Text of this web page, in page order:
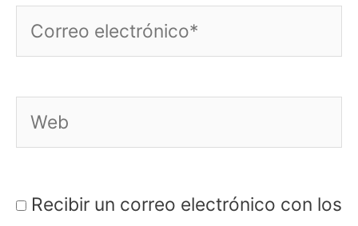
Correo
electrónico*
Web
Recibir un correo electrónico con los